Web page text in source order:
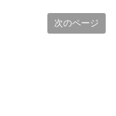
次のページ